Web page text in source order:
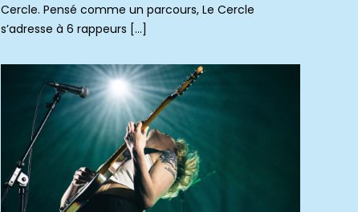
Cercle. Pensé comme un parcours, Le Cercle
s’adresse à 6 rappeurs […]